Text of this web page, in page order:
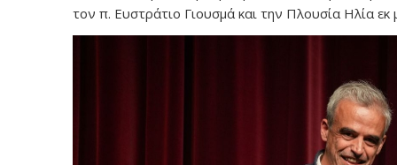
τον π. Ευστράτιο Γιουσμά και την Πλουσία Ηλία